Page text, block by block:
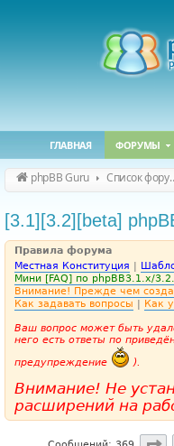
ГЛАВНАЯ ФОРУМЫ
phpBB Guru
[3.1][3.2][beta]
Правила форума
Местная Конституция |
Мини [FAQ] по phpBB3.1.x/
Внимание! Прежде чем
Как задавать вопросы | Как
Ваш вопрос может быть
него есть ответы по
предупреждение
).
Внимание! Не
расширений на